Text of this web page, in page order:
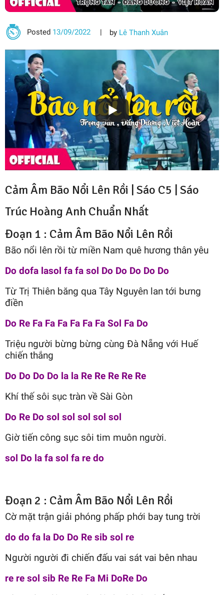
Posted 13/09/2022 by Lê Thanh Xuân
Cảm Âm Bão Nổi Lên Rồi | Sáo C5 Sáo
Trúc Hoàng Anh Chuẩn Nhất
Đoạn 1 : Cảm Âm Bão Nổi Lên Rồi
Bão nổi lên rồi từ miền Nam quê hương thân yêu
Do dofa lasol fa fa sol Do Do Do Do Do
Từ Trị Thiên băng qua Tây Nguyên lan tới bưng
điền
Do Re Fa Fa Fa Fa Fa Fa Sol Fa Do
Triệu người bừng bừng cùng Đà Nẵng với Huế
chiến thắng
Do Do Do Do la la Re Re Re Re Re
Khí thế sôi sục tràn về Sài Gòn
Do Re Do sol sol sol sol sol
Giờ tiến công sục sôi tim muôn người.
sol Do la fa sol fa re do
Đoạn 2 : Cảm Âm Bão Nổi Lên Rồi
Cờ mặt trận giải phóng phấp phới bay tung trời
do do fa la Do Do Re sib sol re
Người người đi chiến đấu vai sát vai bên nhau
re re sol sib Re Re Fa Mi DoRe Do